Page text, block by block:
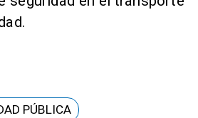
PÚBLICA